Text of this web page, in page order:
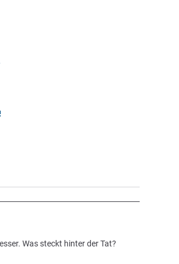
Was steckt hinter der Tat?